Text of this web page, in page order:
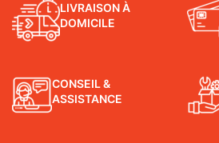
LIVRAISON À
DOMICILE
CONSEIL &
ASSISTANCE